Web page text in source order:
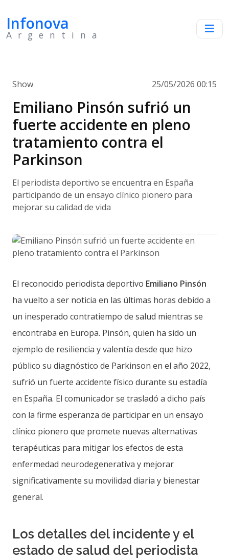
Infonova
Argentina
Show 25/05/2026 00:15
Emiliano Pinsón sufrió un
fuerte accidente en pleno
tratamiento contra el
Parkinson
El periodista deportivo se encuentra en España
participando de un ensayo clínico pionero para
mejorar su calidad de vida
El reconocido periodista deportivo Emiliano Pinsón
ha vuelto a ser noticia en las últimas horas debido a
un inesperado contratiempo de salud mientras se
encontraba en Europa. Pinsón, quien ha sido un
ejemplo de resiliencia y valentía desde que hizo
público su diagnóstico de Parkinson en el año 2022,
sufrió un fuerte accidente físico durante su estadía
en España. El comunicador se trasladó a dicho país
con la firme esperanza de participar en un ensayo
clínico pionero que promete nuevas alternativas
terapéuticas para mitigar los efectos de esta
enfermedad neurodegenerativa y mejorar
significativamente su movilidad diaria y bienestar
general.
Los detalles del incidente y el
estado de salud del periodista